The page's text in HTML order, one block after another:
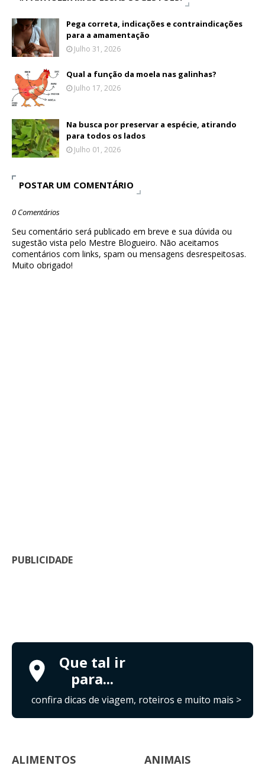
Pega correta, indicações e contraindicações
para a amamentação
Julho 31, 2026
Qual a função da moela nas galinhas?
Julho 17, 2026
Na busca por preservar a espécie, atirando
para todos os lados
Julho 01, 2026
POSTAR UM COMENTÁRIO
0 Comentários
Seu comentário será publicado em breve e sua dúvida ou
sugestão vista pelo Mestre Blogueiro. Não aceitamos
comentários com links, spam ou mensagens desrespeitosas.
Muito obrigado!
PUBLICIDADE
Que tal ir
para...
confira dicas de viagem, roteiros e muito mais >
ALIMENTOS ANIMAIS